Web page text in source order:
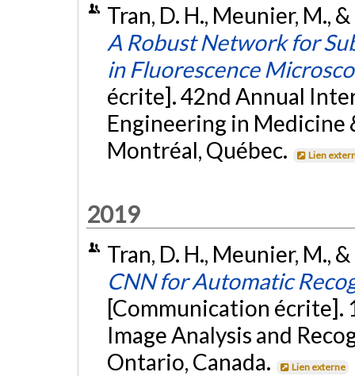
Tran, D. H., Meunier, M.,
A Robust Network for
in Fluorescence
écrite]. 42nd Annual
Engineering in Medicine
Montréal, Québec.
Lien
2019
Tran, D. H., Meunier, M.,
CNN for Automatic
[Communication
Image Analysis and
Ontario, Canada.
Lien externe